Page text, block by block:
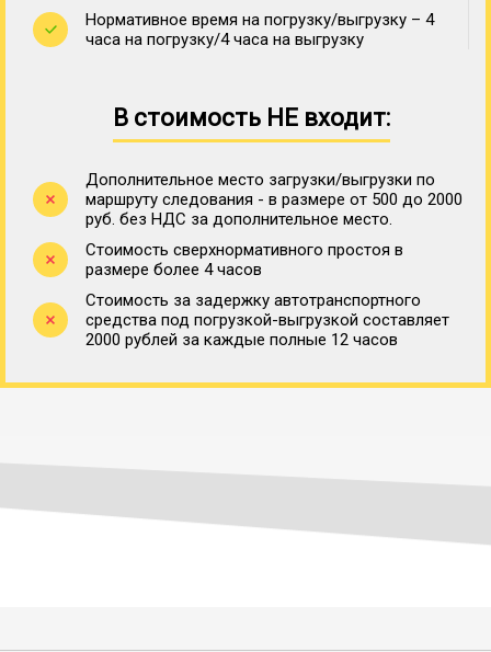
Нормативное время на погрузку/выгрузку – 4
часа на погрузку/4 часа на выгрузку
В стоимость НЕ входит:
Дополнительное место загрузки/выгрузки по
маршруту следования - в размере от 500 до 2000
руб. без НДС за дополнительное место.
Стоимость сверхнормативного простоя в
размере более 4 часов
Стоимость за задержку автотранспортного
средства под погрузкой-выгрузкой составляет
2000 рублей за каждые полные 12 часов